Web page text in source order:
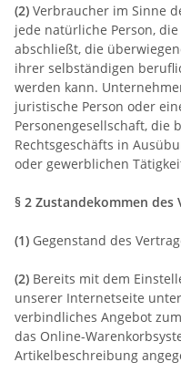
(2) Verbraucher im Sinne
jede natürliche Person,
abschließt, die
ihrer selbständigen
werden kann.
juristische Person oder
Personengesellschaft, die
Rechtsgeschäfts in
oder gewerblichen
§ 2 Zustandekommen des
(1) Gegenstand des
(2) Bereits mit dem
unserer Internetseite
verbindliches Angebot
das Online-
Artikelbeschreibung